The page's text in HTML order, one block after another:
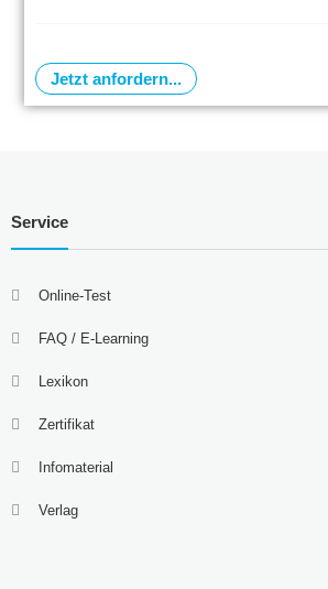
Jetzt anfordern...
Service
Online-Test
FAQ / E-Learning
Lexikon
Zertifikat
Infomaterial
Verlag